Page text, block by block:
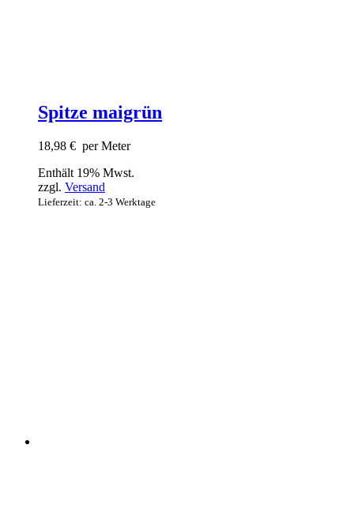
Spitze maigrün
18,98 € per Meter
Enthält 19% Mwst.
zzgl. Versand
Lieferzeit: ca. 2-3 Werktage